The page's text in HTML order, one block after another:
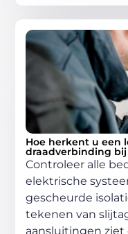
Hoe herkent u een
draadverbinding bij
Controleer alle
elektrische
gescheurde
tekenen van
aansluitingen ziet